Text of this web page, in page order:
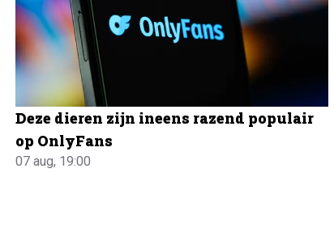
Deze dieren zijn ineens razend populair
op OnlyFans
07 aug, 19:00